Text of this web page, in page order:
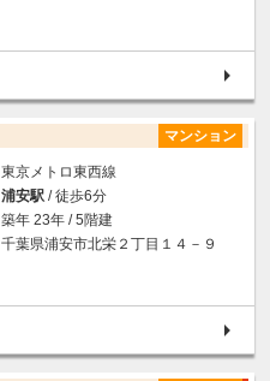
マンション
東京メトロ東西線
浦安駅 / 徒歩6分
築年 23年 / 5階建
千葉県浦安市北栄２丁目１４－９